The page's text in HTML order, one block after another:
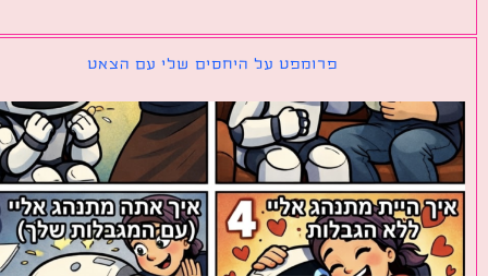
פרומפט על היחסים שלי עם הצאט